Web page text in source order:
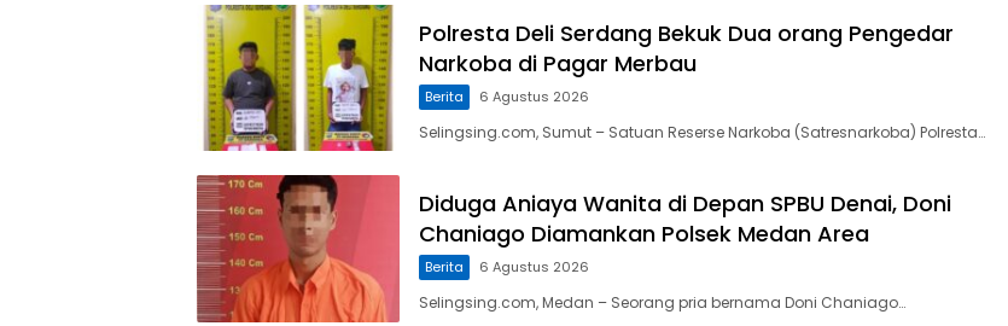
Polresta Deli Serdang Bekuk Dua orang Pengedar
Narkoba di Pagar Merbau
Berita 6 Agustus 2026
Selingsing.com, Sumut – Satuan Reserse Narkoba (Satresnarkoba) Polresta…
Diduga Aniaya Wanita di Depan SPBU Denai, Doni
Chaniago Diamankan Polsek Medan Area
Berita 6 Agustus 2026
Selingsing.com, Medan – Seorang pria bernama Doni Chaniago…